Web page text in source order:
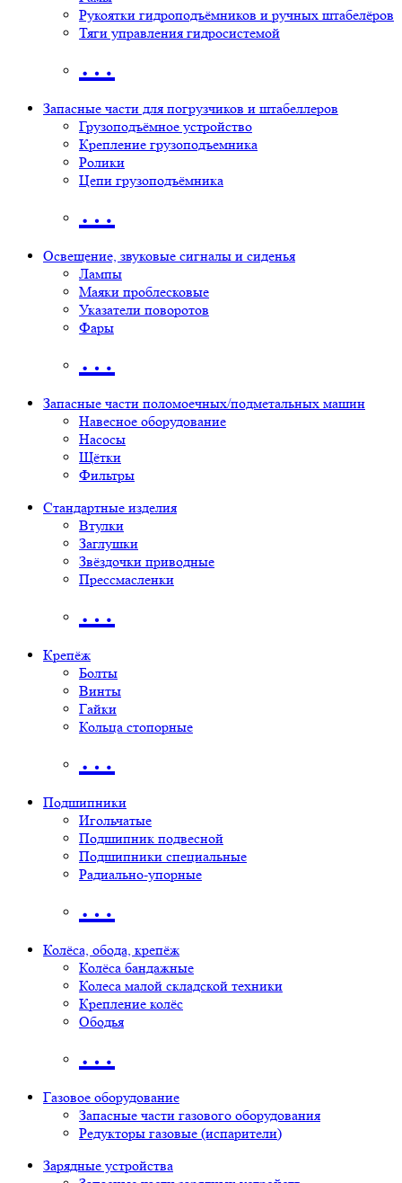
Рукоятки гидроподъёмников и ручных штабелёров
Тяги управления гидросистемой
…
Запасные части для погрузчиков и штабеллеров
Грузоподъёмное устройство
Крепление грузоподъемника
Ролики
Цепи грузоподъёмника
…
Освещение, звуковые сигналы и сиденья
Лампы
Маяки проблесковые
Указатели поворотов
Фары
…
Запасные части поломоечных/подметальных машин
Навесное оборудование
Насосы
Щётки
Фильтры
Стандартные изделия
Втулки
Заглушки
Звёздочки приводные
Прессмасленки
…
Крепёж
Болты
Винты
Гайки
Кольца стопорные
…
Подшипники
Игольчатые
Подшипник подвесной
Подшипники специальные
Радиально-упорные
…
Колёса, обода, крепёж
Колёса бандажные
Колеса малой складской техники
Крепление колёс
Ободья
…
Газовое оборудование
Запасные части газового оборудования
Редукторы газовые (испарители)
Зарядные устройства